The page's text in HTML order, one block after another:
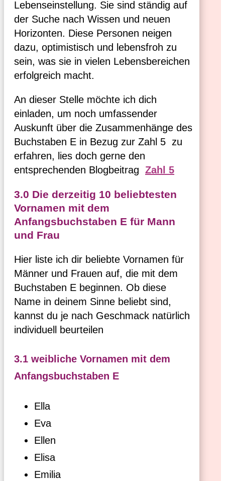
Lebenseinstellung. Sie sind ständig auf
der Suche nach Wissen und neuen
Horizonten. Diese Personen neigen
dazu, optimistisch und lebensfroh zu
sein, was sie in vielen Lebensbereichen
erfolgreich macht.
An dieser Stelle möchte ich dich
einladen, um noch umfassender
Auskunft über die Zusammenhänge des
Buchstaben E in Bezug zur Zahl 5 zu
erfahren, lies doch gerne den
entsprechenden Blogbeitrag Zahl 5
3.0 Die derzeitig 10 beliebtesten
Vornamen mit dem
Anfangsbuchstaben E für Mann
und Frau
Hier liste ich dir beliebte Vornamen für
Männer und Frauen auf, die mit dem
Buchstaben E beginnen. Ob diese
Name in deinem Sinne beliebt sind,
kannst du je nach Geschmack natürlich
individuell beurteilen
3.1 weibliche Vornamen mit dem
Anfangsbuchstaben E
Ella
Eva
Ellen
Elisa
Emilia